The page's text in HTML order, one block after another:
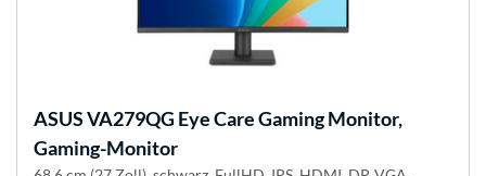
ASUSVA279QG Eye Care Gaming Monitor,
Gaming-Monitor